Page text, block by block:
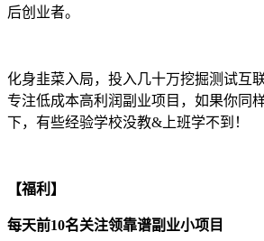
后创业者。
化身韭菜入局，投入几十万挖掘测试互
专注低成本高利润副业项目，如果你同
下，有些经验学校没教&上班学不到！
【福利】
每天前10名关注领靠谱副业小项目